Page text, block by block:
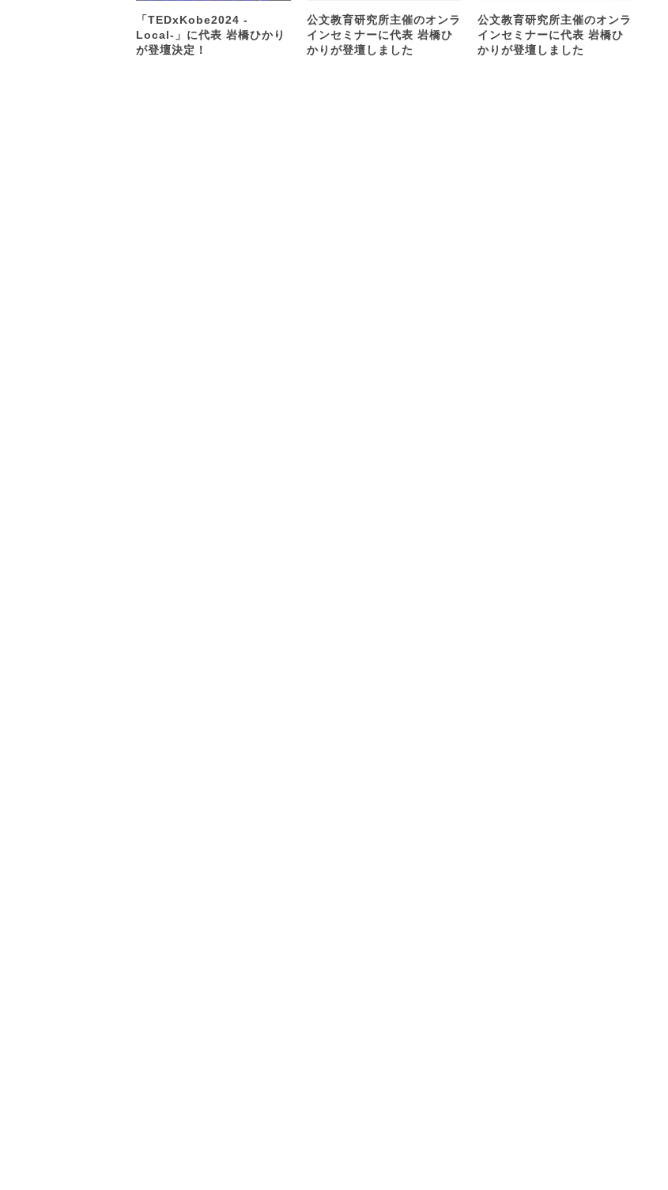
「TEDxKobe2024 -
Local-」に代表 岩橋ひかり
が登壇決定！
公文教育研究所主催のオンラ
インセミナーに代表 岩橋ひ
かりが登壇しました
公文教育研究所主催のオンラ
インセミナーに代表 岩橋ひ
かりが登壇しました
お
気
ス